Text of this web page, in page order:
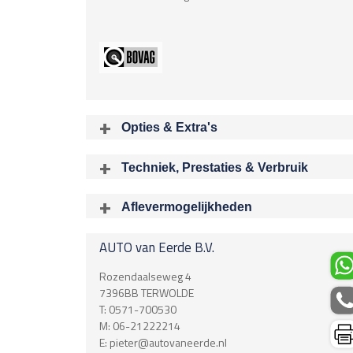
Opties & Extra's
Extra's
Audioinstallatie met CD-speler
Brake Assist System
Dimlichten automatisch
Hill hold functie
Hoofdsteunen anti-whiplash
Multifunctioneel lederen stuurwiel
Multimedia-voorbereiding
Techniek, Prestaties & Verbruik
4
6.50 sec
Boring X Slag
0.00 mm
Rijklaargewicht
1745 kg
Aflevermogelijkheden
AUTO van Eerde B.V.
Rozendaalseweg 4
7396BBTERWOLDE
T: 0571-700530
M: 06-21222214
E: pieter@autovaneerde.nl